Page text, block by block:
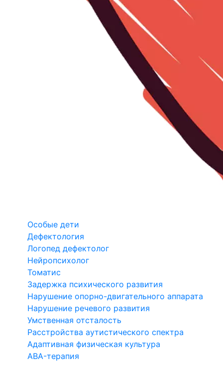
Особые дети
Дефектология
Логопед дефектолог
Нейропсихолог
Томатис
Задержка психического развития
Нарушение опорно-двигательного аппарата
Нарушение речевого развития
Умственная отсталость
Расстройства аутистического спектра
Адаптивная физическая культура
ABA-терапия